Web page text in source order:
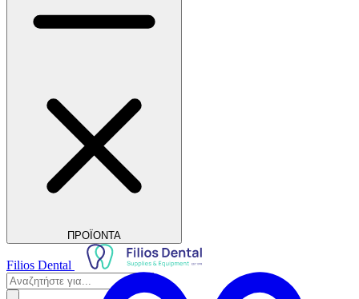
ΠΡΟΪΟΝΤΑ
Filios Dental